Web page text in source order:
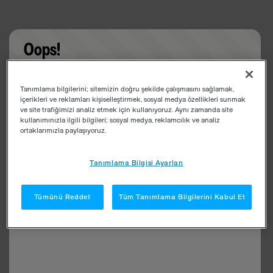
Oops!
app
Tanımlama bilgilerini; sitemizin doğru şekilde çalışmasını sağlamak,
içerikleri ve reklamları kişiselleştirmek, sosyal medya özellikleri sunmak
ve site trafiğimizi analiz etmek için kullanıyoruz. Aynı zamanda site
kullanımınızla ilgili bilgileri; sosyal medya, reklamcılık ve analiz
ortaklarımızla paylaşıyoruz.
Tanımlama Bilgisi Ayarları
Tümünü Reddet Tüm Tanımlama Bilgilerini Kabul Et